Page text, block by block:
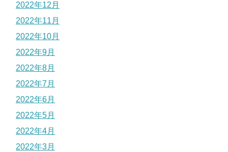
2022年12月
2022年11月
2022年10月
2022年9月
2022年8月
2022年7月
2022年6月
2022年5月
2022年4月
2022年3月